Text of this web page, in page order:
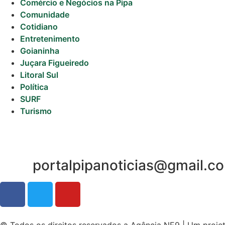
Comércio e Negócios na Pipa
Comunidade
Cotidiano
Entretenimento
Goianinha
Juçara Figueiredo
Litoral Sul
Política
SURF
Turismo